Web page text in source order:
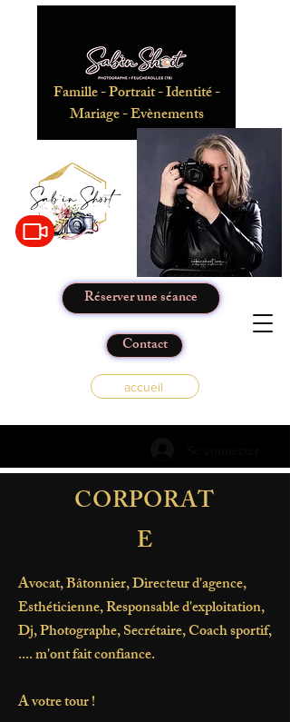
Famille - Portrait - Identité -
Mariage - Evènements
Réserver une séance
Contact
accueil
CORPORAT
E
Avocat, Bâtonnier, Directeur d'agence,
Esthéticienne, Responsable d'exploitation,
Dj, Photographe, Secrétaire, Coach sportif,
.... m'ont fait confiance.
A votre tour !